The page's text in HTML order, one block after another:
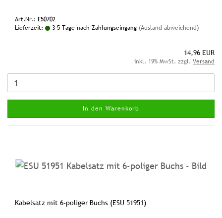
Art.Nr.: E50702
Lieferzeit:
3-5 Tage nach Zahlungseingang (Ausland abweichend)
14,96 EUR
inkl. 19% MwSt. zzgl. Versand
In den Warenkorb
Kabelsatz mit 6-poliger Buchs (ESU 51951)